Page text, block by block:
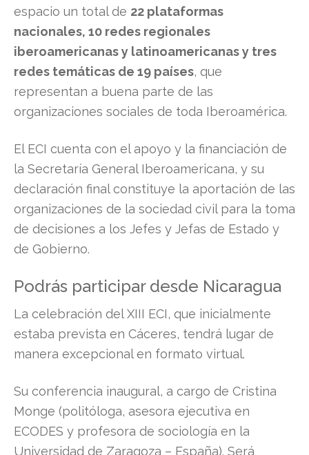
espacio un total de 22 plataformas
nacionales, 10 redes regionales
iberoamericanas y latinoamericanas y tres
redes temáticas de 19 países, que
representan a buena parte de las
organizaciones sociales de toda Iberoamérica.
El ECI cuenta con el apoyo y la financiación de
la Secretaría General Iberoamericana, y su
declaración final constituye la aportación de las
organizaciones de la sociedad civil para la toma
de decisiones a los Jefes y Jefas de Estado y
de Gobierno.
Podrás participar desde Nicaragua
La celebración del XIII ECI, que inicialmente
estaba prevista en Cáceres, tendrá lugar de
manera excepcional en formato virtual.
Su conferencia inaugural, a cargo de Cristina
Monge (politóloga, asesora ejecutiva en
ECODES y profesora de sociología en la
Universidad de Zaragoza – España). Será